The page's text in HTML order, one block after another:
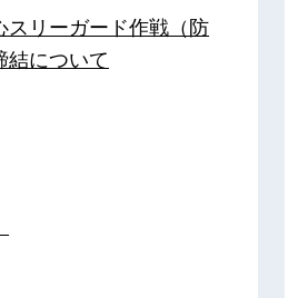
スリーガード作戦（防
結について